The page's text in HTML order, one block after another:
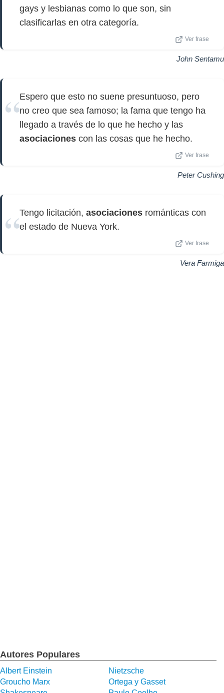
gays y lesbianas como lo que son, sin
clasificarlas en otra categoría.
Ver frase
John Sentamu
Espero que esto no suene presuntuoso, pero
no creo que sea famoso; la fama que tengo ha
llegado a través de lo que he hecho y las
asociaciones con las cosas que he hecho.
Ver frase
Peter Cushing
Tengo licitación, asociaciones románticas con
el estado de Nueva York.
Ver frase
Vera Farmiga
Autores Populares
Albert Einstein
Nietzsche
Groucho Marx
Ortega y Gasset